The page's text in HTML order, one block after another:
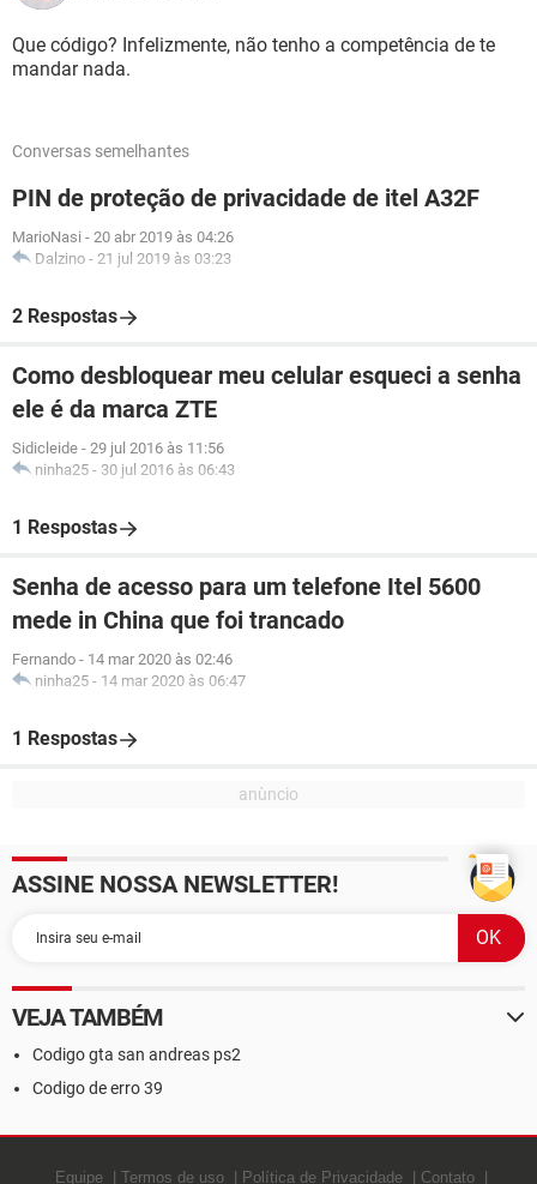
Que código? Infelizmente, não tenho a competência de te
mandar nada.
Conversas semelhantes
PIN de proteção de privacidade de itel A32F
MarioNasi - 20 abr 2019 às 04:26
Dalzino - 21 jul 2019 às 03:23
2 Respostas
Como desbloquear meu celular esqueci a senha
ele é da marca ZTE
Sidicleide - 29 jul 2016 às 11:56
ninha25 - 30 jul 2016 às 06:43
1 Respostas
Senha de acesso para um telefone Itel 5600
mede in China que foi trancado
Fernando - 14 mar 2020 às 02:46
ninha25 - 14 mar 2020 às 06:47
1 Respostas
ASSINE NOSSA NEWSLETTER!
VEJA TAMBÉM
Codigo gta san andreas ps2
Codigo de erro 39
Equipe Termos de uso Política de Privacidade Contato